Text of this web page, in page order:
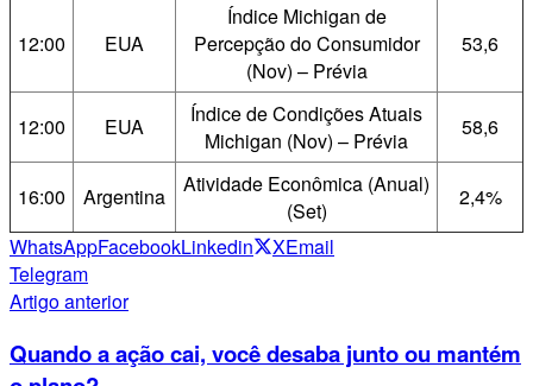
12:00 EUA
Índice Michigan de
Percepção do Consumidor
(Nov) – Prévia
53,6
12:00 EUA
Índice de Condições Atuais
Michigan (Nov) – Prévia
58,6
16:00 Argentina
Atividade Econômica (Anual)
(Set)
2,4%
WhatsAppFacebookLinkedin XEmail
Telegram
Artigo anterior
Quando a ação cai, você desaba junto ou mantém